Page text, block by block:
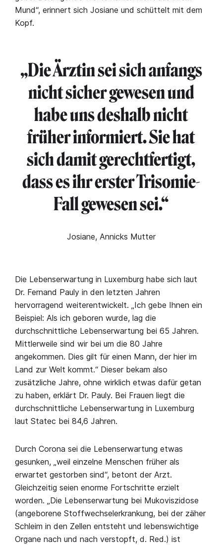
Mund“, erinnert sich Josiane und schüttelt mit dem
Kopf.
„Die Ärztin sei sich anfangs
nicht sicher gewesen und
habe uns deshalb nicht
früher informiert. Sie hat
sich damit gerechtfertigt,
dass es ihr erster Trisomie-
Fall gewesen sei.“
Josiane, Annicks Mutter
Die Lebenserwartung in Luxemburg habe sich laut
Dr. Fernand Pauly in den letzten Jahren
hervorragend weiterentwickelt. „Ich gebe Ihnen ein
Beispiel: Als ich geboren wurde, lag die
durchschnittliche Lebenserwartung bei 65 Jahren.
Mittlerweile sind wir bei um die 80 Jahre
angekommen. Dies gilt für einen Mann, der hier im
Land zur Welt kommt.“ Dieser bekam also
zusätzliche Jahre, ohne wirklich etwas dafür getan
zu haben, erklärt Dr. Pauly. Bei Frauen liegt die
durchschnittliche Lebenserwartung in Luxemburg
laut Statec bei 84,6 Jahren.
Durch Corona sei die Lebenserwartung etwas
gesunken, „weil einzelne Menschen früher als
erwartet gestorben sind“, betont der Arzt.
Gleichzeitig seien enorme Fortschritte erzielt
worden. „Die Lebenserwartung bei Mukoviszidose
(angeborene Stoffwechselerkrankung, bei der zäher
Schleim in den Zellen entsteht und lebenswichtige
Organe nach und nach verstopft, d. Red.) ist